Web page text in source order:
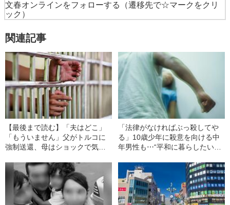
文春オンラインをフォローする
（遷移先で☆マークをクリ
ック）
関連記事
【最後まで読む】「夫はどこ」
「もういません」父がトルコに
強制送還、母はショックで気
（15）の青春を壊した『入管の
残酷』
「法律がなければぶっ殺してや
る」10歳少年に殺意を向ける中
年男性も⋯“平和に暮らしたいだ
悪な日本人』